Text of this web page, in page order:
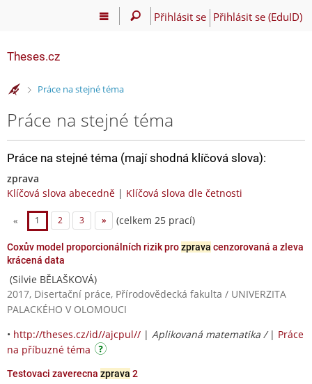
Přihlásit se Přihlásit se (EduID)
Theses.cz
>Práce na stejné téma
Práce na stejné téma
Práce na stejné téma (mají shodná klíčová slova):
zprava
Klíčová slova abecedně | Klíčová slova dle četnosti
« 1 2 3 » (celkem 25 prací)
Coxův model proporcionálních rizik prozprava cenzorovaná a zleva
krácená data
(Silvie BĚLAŠKOVÁ)
2017, Disertační práce, Přírodovědecká fakulta / UNIVERZITA
PALACKÉHO V OLOMOUCI
• http://theses.cz/id//ajcpul// | Aplikovaná matematika / | Práce
na příbuzné téma
Testovaci zaverecna zprava 2